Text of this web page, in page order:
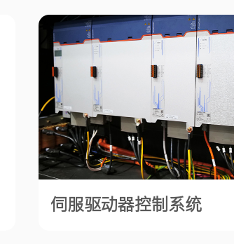
伺服驱动器控制系统